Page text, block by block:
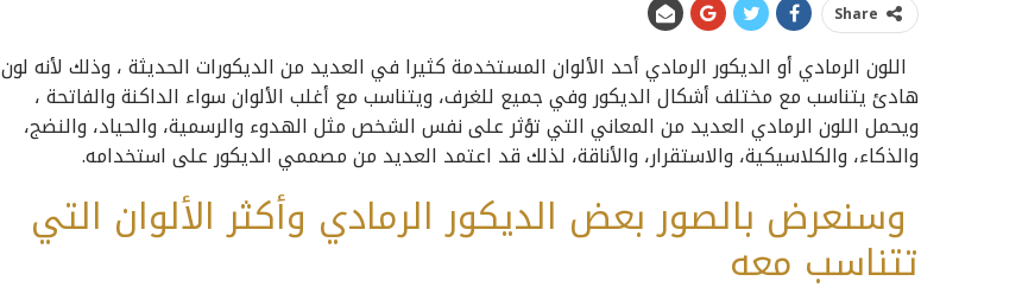
Share
اللون الرمادي أو الديكور الرمادي أحد الألوان المستخدمة كثيرا في العديد من الديكورات الحديثة ، وذلك لأنه لون
هادئ يتناسب مع مختلف أشكال الديكور وفي جميع للغرف، ويتناسب مع أغلب الألوان سواء الداكنة والفاتحة ،
ويحمل اللون الرمادي العديد من المعاني التي تؤثر على نفس الشخص مثل الهدوء والرسمية، والحياد، والنضج،
والذكاء، والكلاسيكية، والاستقرار، والأناقة، لذلك قد اعتمد العديد من مصممي الديكور على استخدامه.
وسنعرض بالصور بعض الديكور الرمادي وأكثر الألوان التي
تتناسب معه